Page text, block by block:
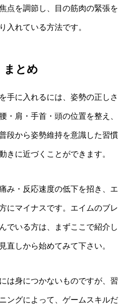
点を調節し、目の筋肉の緊張を
入れている方法です。
まとめ
手に入れるには、姿勢の正しさ
・肩・手首・頭の位置を整え、
段から姿勢維持を意識した習慣
きに近づくことができます。
み・反応速度の低下を招き、エ
にマイナスです。エイムのブレ
でいる方は、まずここで紹介し
直しから始めてみて下さい。
は身につかないものですが、習
ングによって、ゲームスキルだ